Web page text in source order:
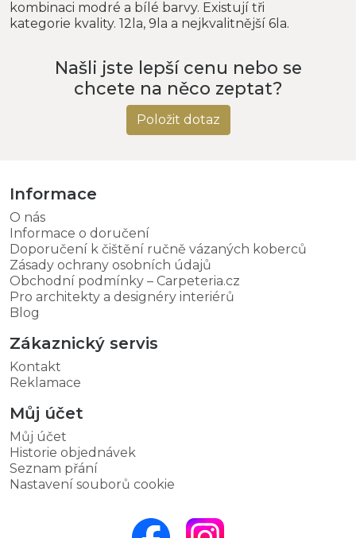
kombinaci modré a bílé barvy. Existují tři
kategorie kvality. 12la, 9la a nejkvalitnější 6la.
Našli jste lepší cenu nebo se
chcete na něco zeptat?
Položit dotaz
Informace
O nás
Informace o doručení
Doporučení k čištění ručně vázaných koberců
Zásady ochrany osobních údajů
Obchodní podmínky – Carpeteria.cz
Pro architekty a designéry interiérů
Blog
Zákaznický servis
Kontakt
Reklamace
Můj účet
Můj účet
Historie objednávek
Seznam přání
Nastavení souborů cookie